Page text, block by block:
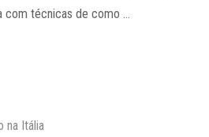
com técnicas de como …
na Itália